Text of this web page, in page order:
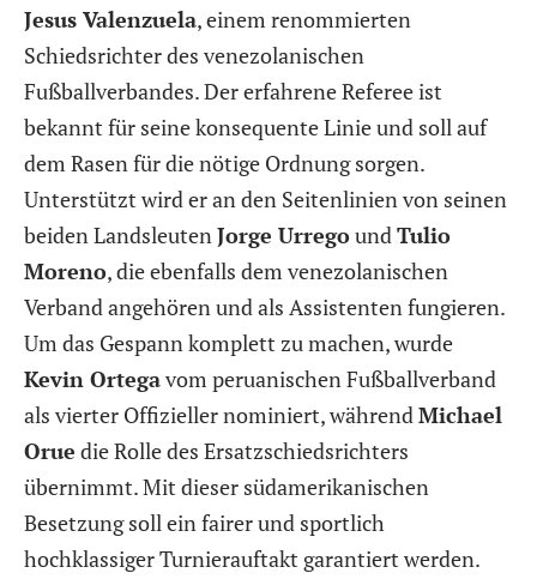
Jesus Valenzuela, einem renommierten
Schiedsrichter des venezolanischen
Fußballverbandes. Der erfahrene Referee ist
bekannt für seine konsequente Linie und soll auf
dem Rasen für die nötige Ordnung sorgen.
Unterstützt wird er an den Seitenlinien von seinen
beiden Landsleuten Jorge Urregound Tulio
Moreno, die ebenfalls dem venezolanischen
Verband angehören und als Assistenten fungieren.
Um das Gespann komplett zu machen, wurde
Kevin Ortegavom peruanischen Fußballverband
als vierter Offizieller nominiert, während Michael
Orue die Rolle des Ersatzschiedsrichters
übernimmt. Mit dieser südamerikanischen
Besetzung soll ein fairer und sportlich
hochklassiger Turnierauftakt garantiert werden.